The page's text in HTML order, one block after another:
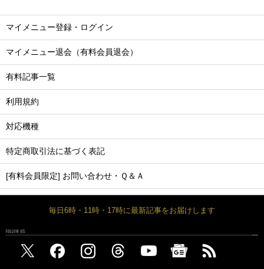
マイメニュー登録・ログイン
マイメニュー退会（有料会員退会）
有料記事一覧
利用規約
対応機種
特定商取引法に基づく表記
[有料会員限定] お問い合わせ・Ｑ＆Ａ
毎日6時・11時・17時に最新記事をお届けします
FOLLOW US